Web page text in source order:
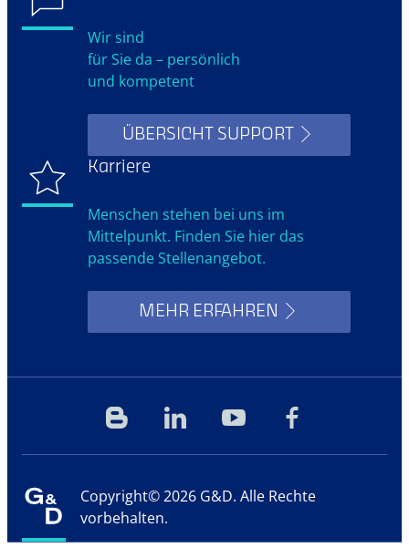
Wir sind
für Sie da – persönlich
und kompetent
ÜBERSICHT SUPPORT
Karriere
Menschen stehen bei uns im
Mittelpunkt. Finden Sie hier das
passende Stellenangebot.
MEHR ERFAHREN
Copyright© 2026 G&D. Alle Rechte
vorbehalten.